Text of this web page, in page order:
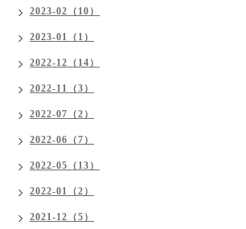
2023-02（10）
2023-01（1）
2022-12（14）
2022-11（3）
2022-07（2）
2022-06（7）
2022-05（13）
2022-01（2）
2021-12（5）